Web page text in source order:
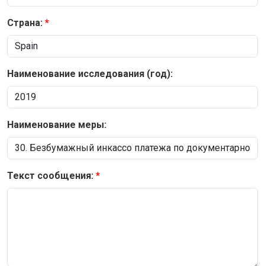
Страна:
Наименование исследования (год):
Наименование меры:
Текст сообщения: